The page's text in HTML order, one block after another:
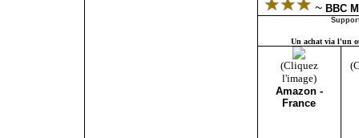
~ BBC
Un achat via l'un
(Cliquez
l'image)
Amazon -
France